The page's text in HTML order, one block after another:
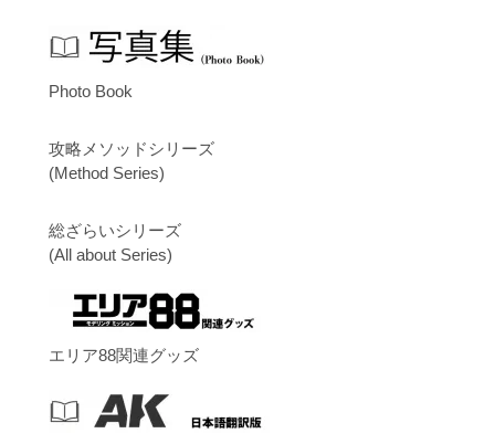
Photo Book
攻略メソッドシリーズ
(Method Series)
総ざらいシリーズ
(All about Series)
エリア88関連グッズ